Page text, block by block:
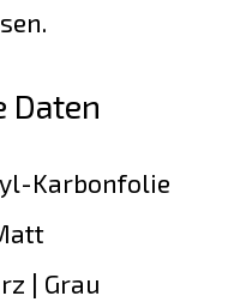
Daten
Karbonfolie
| Grau